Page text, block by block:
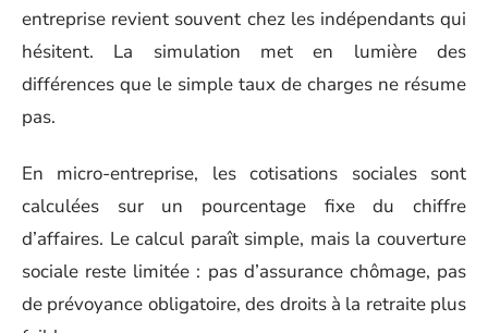
entreprise revient souvent chez les indépendants qui
hésitent. La simulation met en lumière des
différences que le simple taux de charges ne résume
pas.
En micro-entreprise, les cotisations sociales sont
calculées sur un pourcentage fixe du chiffre
d’affaires. Le calcul paraît simple, mais la couverture
sociale reste limitée : pas d’assurance chômage, pas
de prévoyance obligatoire, des droits à la retraite plus